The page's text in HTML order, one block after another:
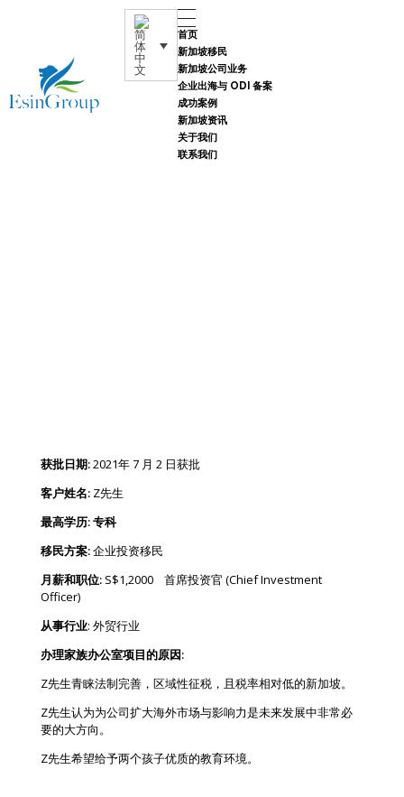
首页
新加坡移民
新加坡公司业务
企业出海与 ODI 备案
成功案例
新加坡资讯
关于我们
联系我们
获批日期:2021年 7 月 2 日获批
客户姓名: Z先生
最高学历: 专科
移民方案:企业投资移民
月薪和职位: S$1,2000 首席投资官 (Chief Investment
Officer)
从事行业: 外贸行业
办理家族办公室项目的原因:
Z先生青睐法制完善，区域性征税，且税率相对低的新加坡。
Z先生认为为公司扩大海外市场与影响力是未来发展中非常必
要的大方向。
Z先生希望给予两个孩子优质的教育环境。